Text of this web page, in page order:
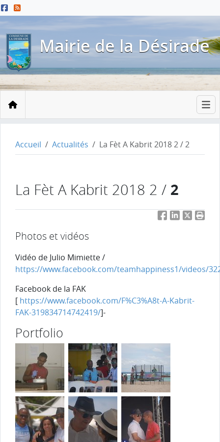
Menu principal
Contenu principal
Pied de page
Mairie de la Désirade
Accueil
Accueil Actualités La Fèt A Kabrit 2018 2 / 2
La Fèt A Kabrit 2018 2 / 2
FacebookLinkedIn
Twitter
Photos et vidéos
Vidéo de Julio Mimiette /
https://www.facebook.com/teamhappiness1/videos/
Facebook de la FAK
[ https://www.facebook.com/F%C3%A8t-A-Kabrit-
FAK-319834714742419/]-
Portfolio